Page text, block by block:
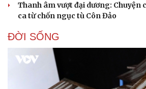
Vụ án
Tin nóng
Tư vấn luật
Việt
Phân
Thanh âm vượt đại dương: Chuyện
ca từ chốn ngục tù Côn Đảo
ĐỜI SỐNG